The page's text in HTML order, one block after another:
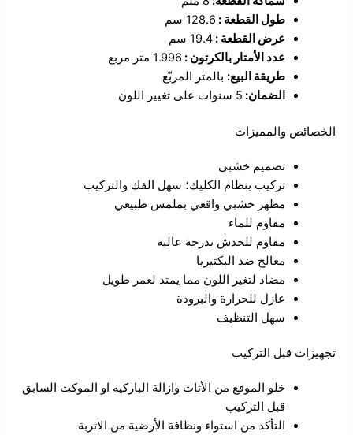
طول القطعة : 128.6 سم
عرض القطعة :19.4 سم
عدد الأمتار بالكرتون : 1.996 متر مربع
طريقة البيع: بالمتر المربّع
الضمان: 5 سنوات على تغيير اللون
الخصائص والمميزات
تصميم خشبي
تركيب بنظام الكليك؛ سهل الفك والتركيب
مظهر خشبي واقعي بملمس طبيعي
مقاوم للماء
مقاوم للخدش بدرجة عالية
معالج ضد البكتيريا
مضاد لتغير اللون مما يمتد لعمر طويل
عازل للحرارة والبرودة
سهل التنظيف
تجهيزات قبل التركيب
خلو الموقع من الأثاث وازالة الباركيه او الموكت السابق
قبل التركيب
التأكد من استواء ونظافة الأرضية من الاتربة